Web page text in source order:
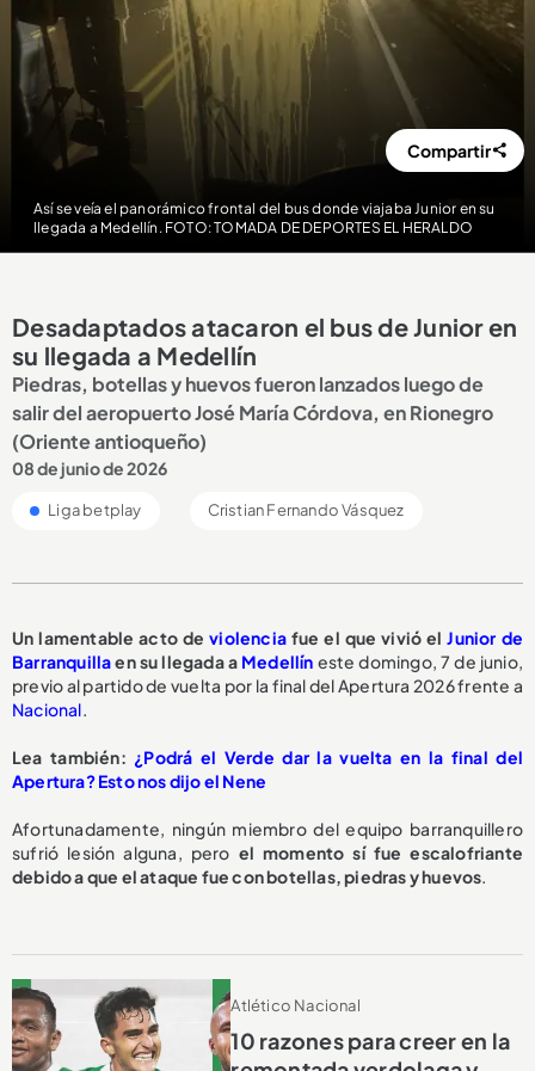
Así se veía el panorámico frontal del bus donde viajaba Junior en su
llegada a Medellín. FOTO: TOMADA DE DEPORTES EL HERALDO
Compartir
Desadaptados atacaron el bus de Junior en
su llegada a Medellín
Piedras, botellas y huevos fueron lanzados luego de
salir del aeropuerto José María Córdova, en Rionegro
(Oriente antioqueño)
08 de junio de 2026
Liga betplay Cristian Fernando Vásquez
Un lamentable acto deviolencia fue el que vivió el Junior de
Barranquillaen su llegada a Medellín este domingo, 7 de junio,
previo al partido de vuelta por la final del Apertura 2026 frente a
Nacional
Lea también: ¿Podrá el Verde dar la vuelta en la final del
Apertura? Esto nos dijo el Nene
Afortunadamente, ningún miembro del equipo barranquillero
sufrió lesión alguna, pero el momento sí fue escalofriante
debido a que el ataque fue con botellas, piedras y huevos
Atlético Nacional
10 razones para creer en la